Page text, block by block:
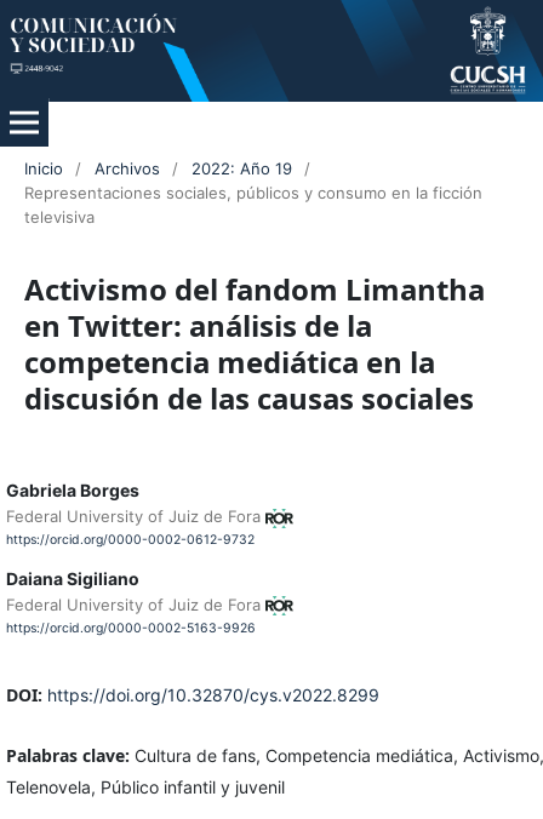
Inicio / Archivos / 2022: Año 19
/
Representaciones sociales, públicos y consumo en la ficción
televisiva
Activismo del fandom Limantha
en Twitter: análisis de la
competencia mediática en la
discusión de las causas sociales
Gabriela Borges
Federal University of Juiz de Fora
https://orcid.org/0000-0002-0612-9732
Daiana Sigiliano
Federal University of Juiz de Fora
https://orcid.org/0000-0002-5163-9926
DOI: https://doi.org/10.32870/cys.v2022.8299
Palabras clave: Cultura de fans, Competencia mediática, Activismo,
Telenovela, Público infantil y juvenil